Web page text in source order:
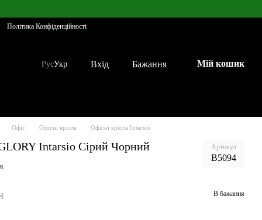
Політика Конфіденційності
РусУкр Вхід Бажання Мій кошик
Офіс Офісні крісла Офісні крісла Intarsio
Intarsio Сірий Чорний Артикул
B5094
В бажання